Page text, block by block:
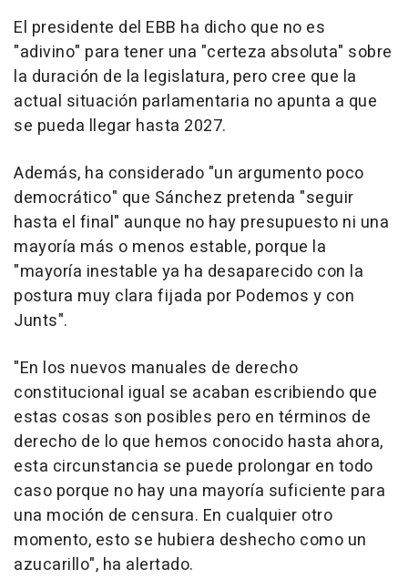
El presidente del EBB ha dicho que no es
"adivino" para tener una "certeza absoluta" sobre
la duración de la legislatura, pero cree que la
actual situación parlamentaria no apunta a que
se pueda llegar hasta 2027.
Además, ha considerado "un argumento poco
democrático" que Sánchez pretenda "seguir
hasta el final" aunque no hay presupuesto ni una
mayoría más o menos estable, porque la
"mayoría inestable ya ha desaparecido con la
postura muy clara fijada por Podemos y con
Junts".
"En los nuevos manuales de derecho
constitucional igual se acaban escribiendo que
estas cosas son posibles pero en términos de
derecho de lo que hemos conocido hasta ahora,
esta circunstancia se puede prolongar en todo
caso porque no hay una mayoría suficiente para
una moción de censura. En cualquier otro
momento, esto se hubiera deshecho como un
azucarillo", ha alertado.